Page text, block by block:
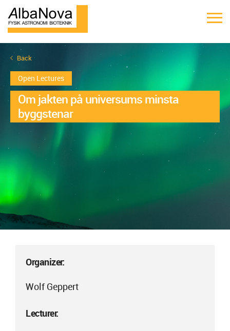
Back
Open Lectures
Om jakten på universums minsta
byggstenar
Organizer:
Wolf Geppert
Lecturer: